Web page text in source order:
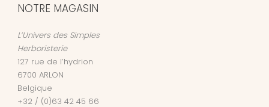
NOTRE MAGASIN
L’Univers des Simples
Herboristerie
127 rue de l’hydrion
6700 ARLON
Belgique
+32 / (0)63 42 45 66